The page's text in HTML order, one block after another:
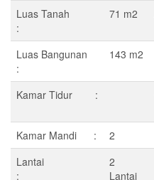
Luas Tanah
:
71 m2
Luas Bangunan
:
143 m2
Kamar Tidur :
Kamar Mandi : 2
Lantai
:
2
Lantai